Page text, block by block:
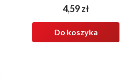
Cena
4,59 zł
Do koszyka